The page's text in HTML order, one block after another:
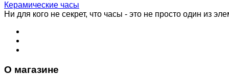
Керамические часы
Ни для кого не секрет, что часы - это не просто один из
О магазине